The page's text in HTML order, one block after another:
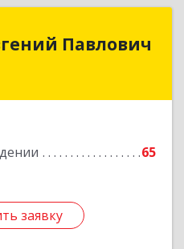
Павлович
65
заявку
Павлович
край, Кисловодск г,
заявку